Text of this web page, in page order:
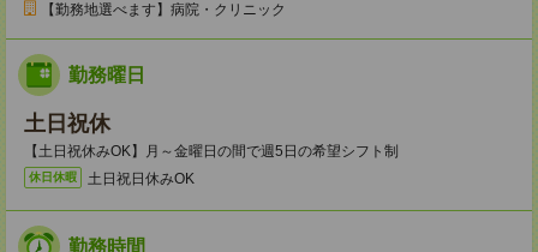
【勤務地選べます】病院・クリニック
勤務曜日
土日祝休
【土日祝休みOK】月～金曜日の間で週5日の希望シフト制
休日休暇 土日祝日休みOK
勤務時間